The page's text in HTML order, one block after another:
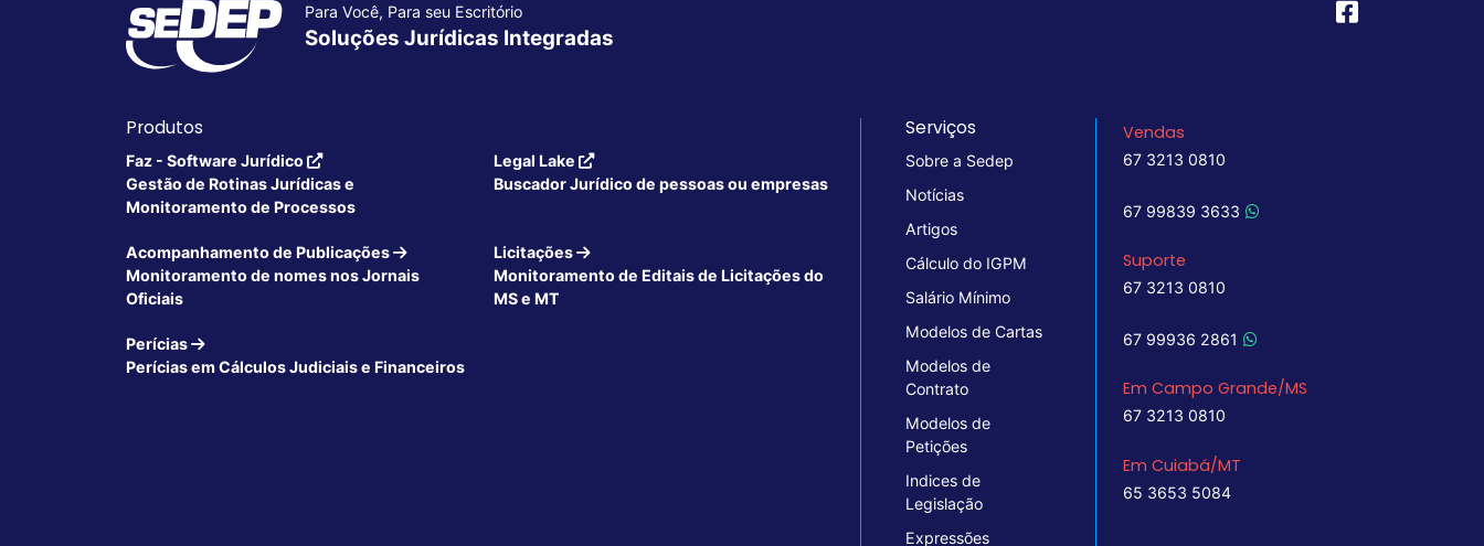
Para Você, Para seu Escritório
Soluções Jurídicas Integradas
Produtos
Faz - Software Jurídico
Gestão de Rotinas Jurídicas e
Monitoramento de Processos
Legal Lake
Buscador Jurídico de pessoas ou empresas
Acompanhamento de Publicações
Monitoramento de nomes nos Jornais
Oficiais
Licitações
Monitoramento de Editais de Licitações do
MS e MT
Perícias
Perícias em Cálculos Judiciais e Financeiros
Serviços
Sobre a Sedep
Notícias
Artigos
Cálculo do IGPM
Salário Mínimo
Modelos de Cartas
Modelos de
Contrato
Modelos de
Petições
Indices de
Legislação
Expressões
Vendas
67 3213 0810
67 99839 3633
Suporte
67 3213 0810
67 99936 2861
Em Campo Grande/MS
67 3213 0810
Em Cuiabá/MT
65 3653 5084